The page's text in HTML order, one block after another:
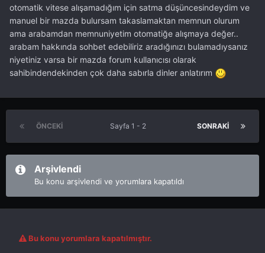
otomatik vitese alışamadığım için satma düşüncesindeydim ve
manuel bir mazda bulursam takaslamaktan memnun olurum
ama arabamdan memnuniyetim otomatiğe alışmaya değer..
arabam hakkında sohbet edebiliriz aradığınızı bulamadıysanız
niyetiniz varsa bir mazda forum kullanıcısı olarak
sahibindendekinden çok daha sabırla dinler anlatırım
ÖNCEKI SONRAKI
Sayfa 1 - 2
Arşivlendi
Bu konu arşivlendi ve yorumlara kapatıldı
Bu konu yorumlara kapatılmıştır.